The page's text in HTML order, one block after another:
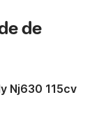
de
Nj630 115cv